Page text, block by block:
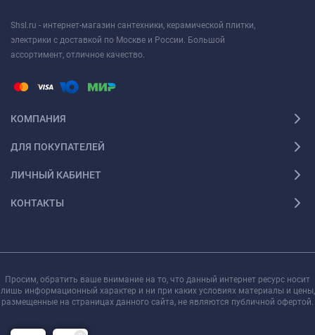
Shsl.ru - интернет-магазин сантехники, керамической плитки,
электрики с доставкой по Москве и России. Большой
ассортимент, отличное качество.
КОМПАНИЯ
ДЛЯ ПОКУПАТЕЛЕЙ
ЛИЧНЫЙ КАБИНЕТ
КОНТАКТЫ
Просим, обратить ваше внимание на то, что данный интернет ресурс носит
лишь информационный характер и ни при каких условиях материалы и цены,
размещенные на страницах данного сайта, не являются публичной офертой.